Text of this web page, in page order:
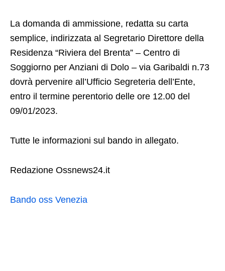
La domanda di ammissione, redatta su carta
semplice, indirizzata al Segretario Direttore della
Residenza “Riviera del Brenta” – Centro di
Soggiorno per Anziani di Dolo – via Garibaldi n.73
dovrà pervenire all’Ufficio Segreteria dell’Ente,
entro il termine perentorio delle ore 12.00 del
09/01/2023.
Tutte le informazioni sul bando in allegato.
Redazione Ossnews24.it
Bando oss Venezia